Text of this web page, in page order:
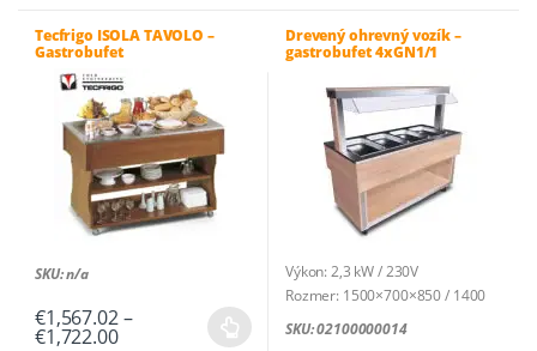
variantov.
môžete
vybrať
stránke
produktu.
Tecfrigo ISOLA TAVOLO –
Gastrobufet
SKU: n/a
€1,567.02–
€1,722.00Price
Tento
Drevený ohrevný vozík –
gastrobufet 4xGN1/1
Výkon: 2,3 kW / 230V
Rozmer: 1500×700×850 / 1400
mm
SKU: 02100000014